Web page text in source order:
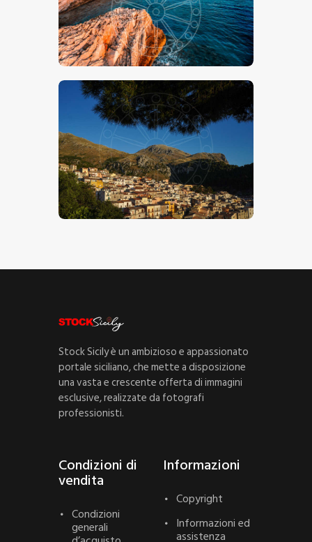
Terrasini Mare & Rocce
€15.00-€24.00
Gratteri
€15.00-€24.00
Stock Sicily è un ambizioso e appassionato
portale siciliano, che mette a disposizione
una vasta e crescente offerta di immagini
esclusive, realizzate da fotografi
professionisti.
Condizioni di
vendita
Condizioni
generali
Informazioni
Copyright
Informazioni ed
assistenza